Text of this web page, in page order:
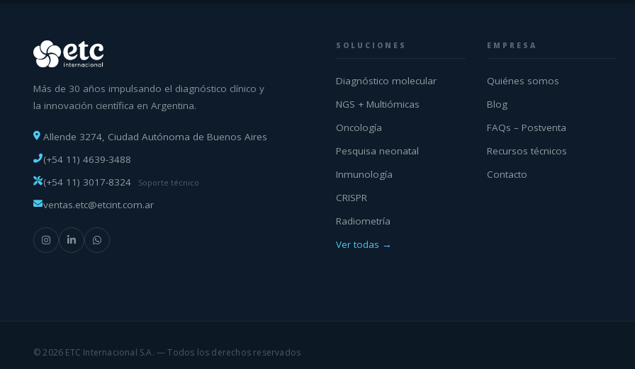
Más de 30 años impulsando el diagnóstico clínico y
la innovación científica en Argentina.
Allende 3274, Ciudad Autónoma de Buenos Aires
(+54 11) 4639-3488
(+54 11) 3017-8324
Soporte técnico
ventas.etc@etcint.com.ar
SOLUCIONES
Diagnóstico molecular
NGS + Multiómicas
Oncología
Pesquisa neonatal
Inmunología
CRISPR
Radiometría
Ver todas →
EMPRESA
Quiénes somos
Blog
FAQs – Postventa
Recursos técnicos
Contacto
© 2026 ETC Internacional S.A. — Todos los derechos reservados